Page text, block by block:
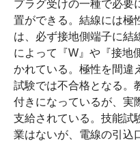
プラグ受けの一種で必要
置ができる。結線には極
は、必ず接地側端子に結
によって『W』や『接地
かれている。極性を間違
試験では不合格となる。
付きになっているが、実
支給されている。技能試
業はないが、電線の引込